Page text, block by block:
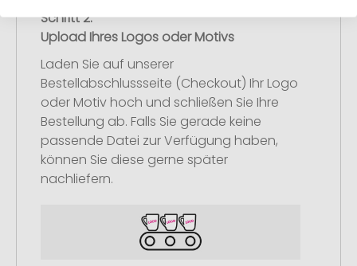
Schritt 2:
Upload Ihres Logos oder Motivs
Laden Sie auf unserer
Bestellabschlussseite (Checkout) Ihr Logo
oder Motiv hoch und schließen Sie Ihre
Bestellung ab. Falls Sie gerade keine
passende Datei zur Verfügung haben,
können Sie diese gerne später
nachliefern.